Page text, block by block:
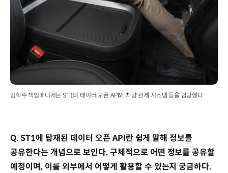
김학수 책임매니저는 ST1의 데이터 오픈 API와 차량 관제 시스템 등을 담당했다
Q. ST1에 탑재된 데이터 오픈 API란 쉽게 말해 정보를
공유한다는 개념으로 보인다. 구체적으로 어떤 정보를 공유할
예정이며, 이를 외부에서 어떻게 활용할 수 있는지 궁금하다.